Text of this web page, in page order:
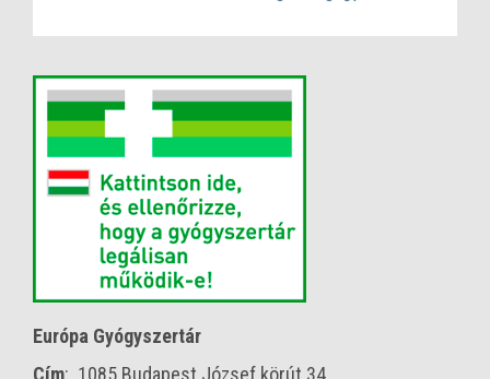
Európa Gyógyszertár
Cím: 1085 Budapest József körút 34.